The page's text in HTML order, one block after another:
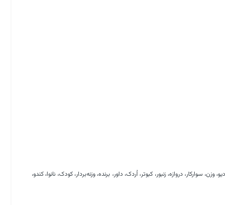
سوارکار، دروازه، زنبور، کبوتر، اُردک، داور، برنده، وزنه‌بردار، کودک، نانوا، کندو،